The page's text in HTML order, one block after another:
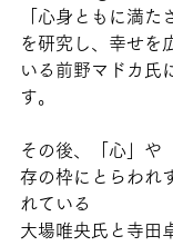
「心身ともに満た
を研究し、幸せを
いる前野マドカ氏
す。
その後、「心」や
存の枠にとらわれ
れている
大場唯央氏と寺田